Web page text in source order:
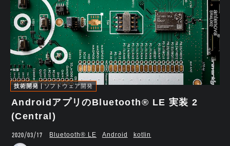
技術開発 ソフトウェア開発
AndroidアプリのBluetooth® LE 実装 2
(Central)
2020/03/17 Bluetooth®︎ LE Android kotlin